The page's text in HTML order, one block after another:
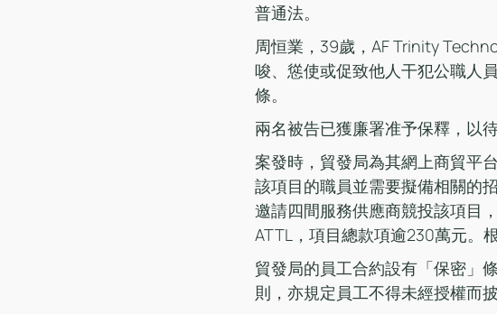
普通法。
周恒業，39歲，AF Trinity
唆、慫使或促致他人干犯公職人
條。
兩名被告已獲廉署准予保釋，以
案發時，貿發局為其網上商貿平
該項目的職員並需要擬備相關的
邀請四間服務供應商競投該項目
ATTL，項目總款項逾230萬元。
貿發局的員工合約設有「保密」
則，亦規定員工不得未經授權而